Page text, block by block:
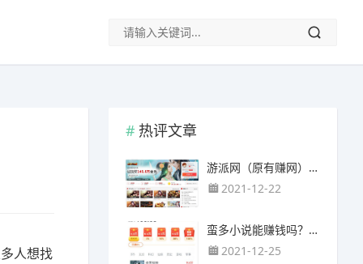
人想找
热评文章
游派网（原有赚网），主要以试玩游戏赚钱为主
2021-12-22
蛮多小说能赚钱吗？送的100元能提现靠谱吗？
2021-12-25